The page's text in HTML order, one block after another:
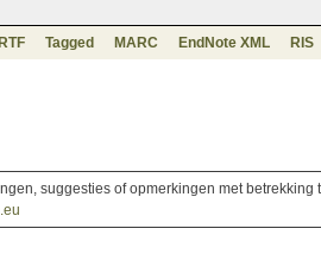
Tagged MARC EndNote XML RIS
suggesties of opmerkingen met